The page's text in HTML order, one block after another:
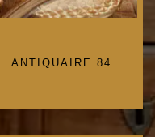
ANTIQUAIRE 84